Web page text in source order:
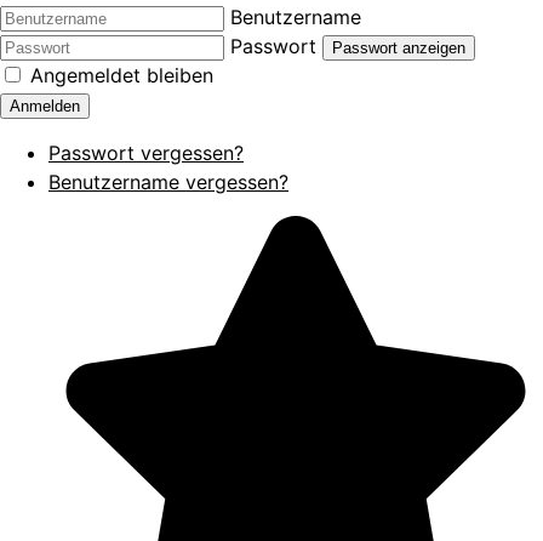
Benutzername
Passwort
Passwort anzeigen
Angemeldet bleiben
Anmelden
Passwort vergessen?
Benutzername vergessen?